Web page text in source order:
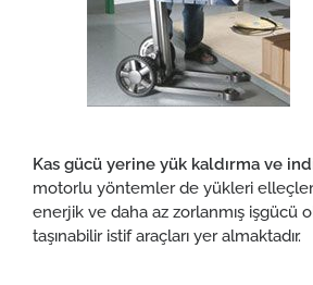
Kas gücü yerine yük kaldırma ve
motorlu yöntemler de yükleri
enerjik ve daha az zorlanmış işgücü
taşınabilir istif araçları yer almaktadır.